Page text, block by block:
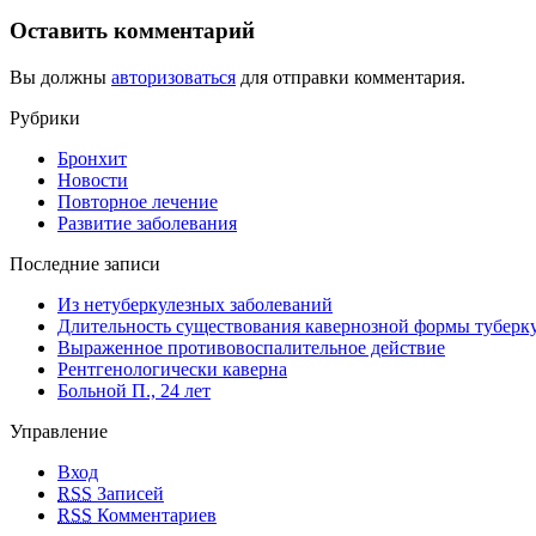
Оставить комментарий
Вы должны авторизоваться для отправки комментария.
Рубрики
Бронхит
Новости
Повторное лечение
Развитие заболевания
Последние записи
Из нетуберкулезных заболеваний
Длительность существования кавернозной формы
Выраженное противовоспалительное действие
Рентгенологически каверна
Больной П., 24 лет
Управление
Вход
RSS Записей
RSS Комментариев